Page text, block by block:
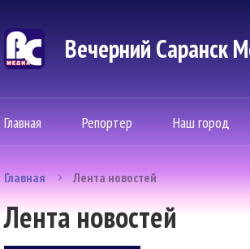
Вечерний Саранск
Главная Репортер Наш город
Главная Лента новостей
Лента новостей